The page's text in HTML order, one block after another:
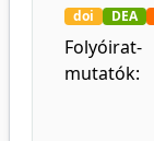
doi DEA
Folyóirat-
mutatók: